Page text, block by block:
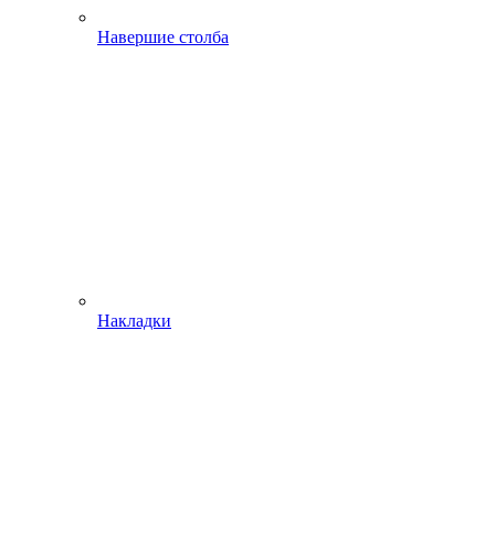
Навершие столба
Накладки